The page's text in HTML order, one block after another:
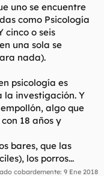
uno se encuentre
como Psicología
cinco o seis
una sola se
nada).
psicología es
la investigación. Y
algo que
18 años y
bares, que las
los porros...
cobardemente: 9 Ene 2018